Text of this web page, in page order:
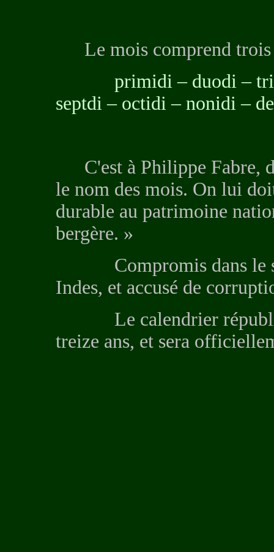
Le mois comprend
primidi – duodi – tridi
septdi – octidi – nonidi –
C'est à Philippe Fabre,
le nom des mois. On lui
durable au patrimoine
bergère. »
Compromis dans le
Indes, et accusé de
Le calendrier
treize ans, et sera